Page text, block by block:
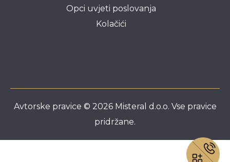
Opci uvjeti poslovanja
Kolačići
Avtorske pravice © 2026 Misteral d.o.o. Vse pravice
pridržane.